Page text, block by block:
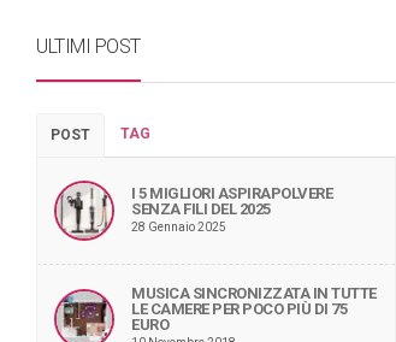
ULTIMI POST
POST TAG
I 5 MIGLIORI ASPIRAPOLVERE
SENZA FILI DEL 2025
28 Gennaio 2025
MUSICA SINCRONIZZATA IN TUTTE
LE CAMERE PER POCO PIÙ DI 75
EURO